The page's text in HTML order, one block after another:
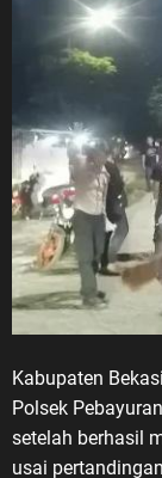
Kabupaten
Polsek
setelah berhasil
usai